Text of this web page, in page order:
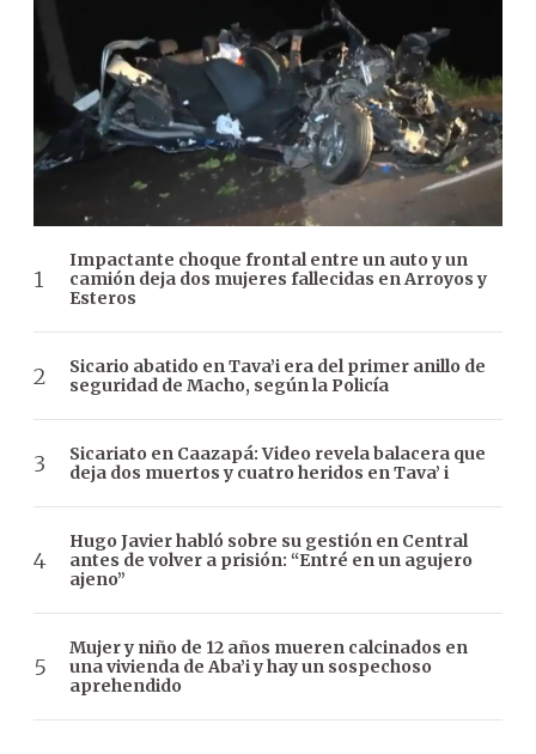
Impactante choque frontal entre un auto y un
camión deja dos mujeres fallecidas en Arroyos y
Esteros
Sicario abatido en Tava’i era del primer anillo de
seguridad de Macho, según la Policía
Sicariato en Caazapá: Video revela balacera que
deja dos muertos y cuatro heridos en Tava’ i
Hugo Javier habló sobre su gestión en Central
antes de volver a prisión: “Entré en un agujero
ajeno”
Mujer y niño de 12 años mueren calcinados en
una vivienda de Aba’i y hay un sospechoso
aprehendido